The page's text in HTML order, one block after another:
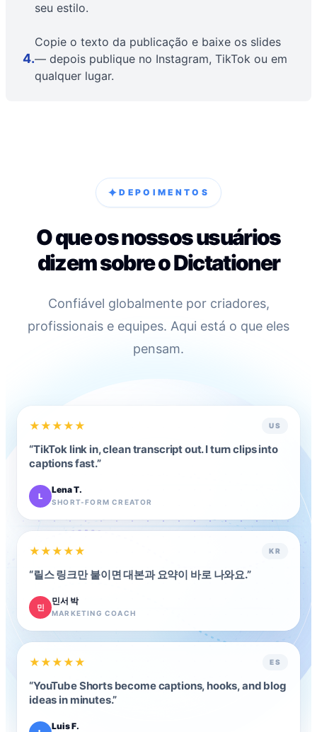
seu estilo.
4.
Copie o texto da publicação e baixe os slides
— depois publique no Instagram, TikTok ou em
qualquer lugar.
✦DEPOIMENTOS
O que os nossos usuários
dizem sobre o Dictationer
Confiável globalmente por criadores,
profissionais e equipes. Aqui está o que eles
pensam.
★★★★★ US
“TikTok link in, clean transcript out. I turn clips into
captions fast.”
L
Lena T.
SHORT-FORM CREATOR
★★★★★ KR
“릴스 링크만 붙이면 대본과 요약이 바로 나와요.”
민
민서 박
MARKETING COACH
★★★★★ ES
“YouTube Shorts become captions, hooks, and blog
ideas in minutes.”
Luis F.